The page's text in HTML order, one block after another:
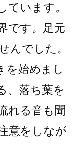
ています。
です。足元
んでした。
を始めまし
、落ち葉を
れる音も聞
意をしなが